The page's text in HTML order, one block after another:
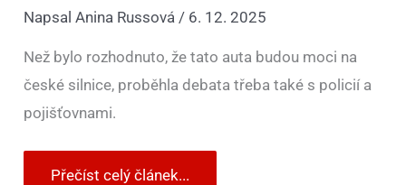
NapsalAnina Russová/ 6. 12. 2025
Než bylo rozhodnuto, že tato auta budou moci na
české silnice, proběhla debata třeba také s policií a
pojišťovnami.
Přečíst celý článek...